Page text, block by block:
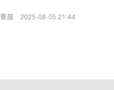
曹晨 2025-08-05 21:44